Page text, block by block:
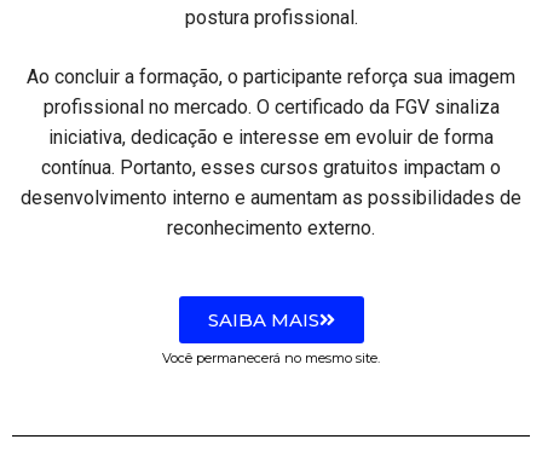
postura profissional.
Ao concluir a formação, o participante reforça sua imagem
profissional no mercado. O certificado da FGV sinaliza
iniciativa, dedicação e interesse em evoluir de forma
contínua. Portanto, esses cursos gratuitos impactam o
desenvolvimento interno e aumentam as possibilidades de
reconhecimento externo.
SAIBA MAIS
Você permanecerá no mesmo site.